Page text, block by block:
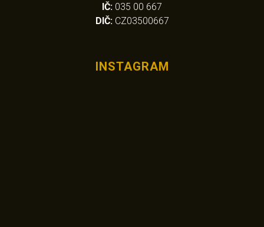
IČ: 035 00 667
DIČ:CZ03500667
INSTAGRAM